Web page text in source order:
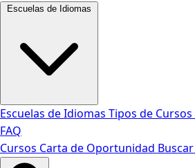
Escuelas de Idiomas
Escuelas de Idiomas Tipos de Cursos
FAQ
Cursos Carta de Oportunidad Buscar